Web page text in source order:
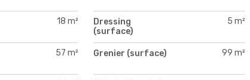
18 m²
Dressing
(surface)
5 m²
57 m² Grenier (surface) 99 m²